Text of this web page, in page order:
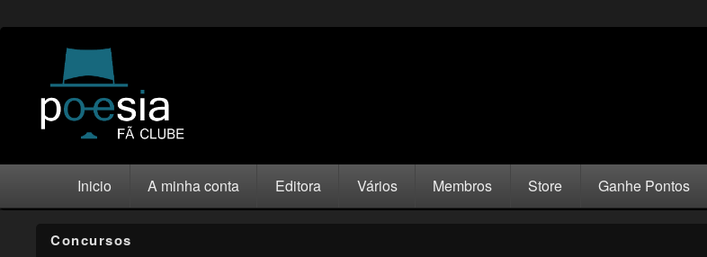
Inicio A minha conta Editora Vários Membros Store Ganhe Pontos
Concursos